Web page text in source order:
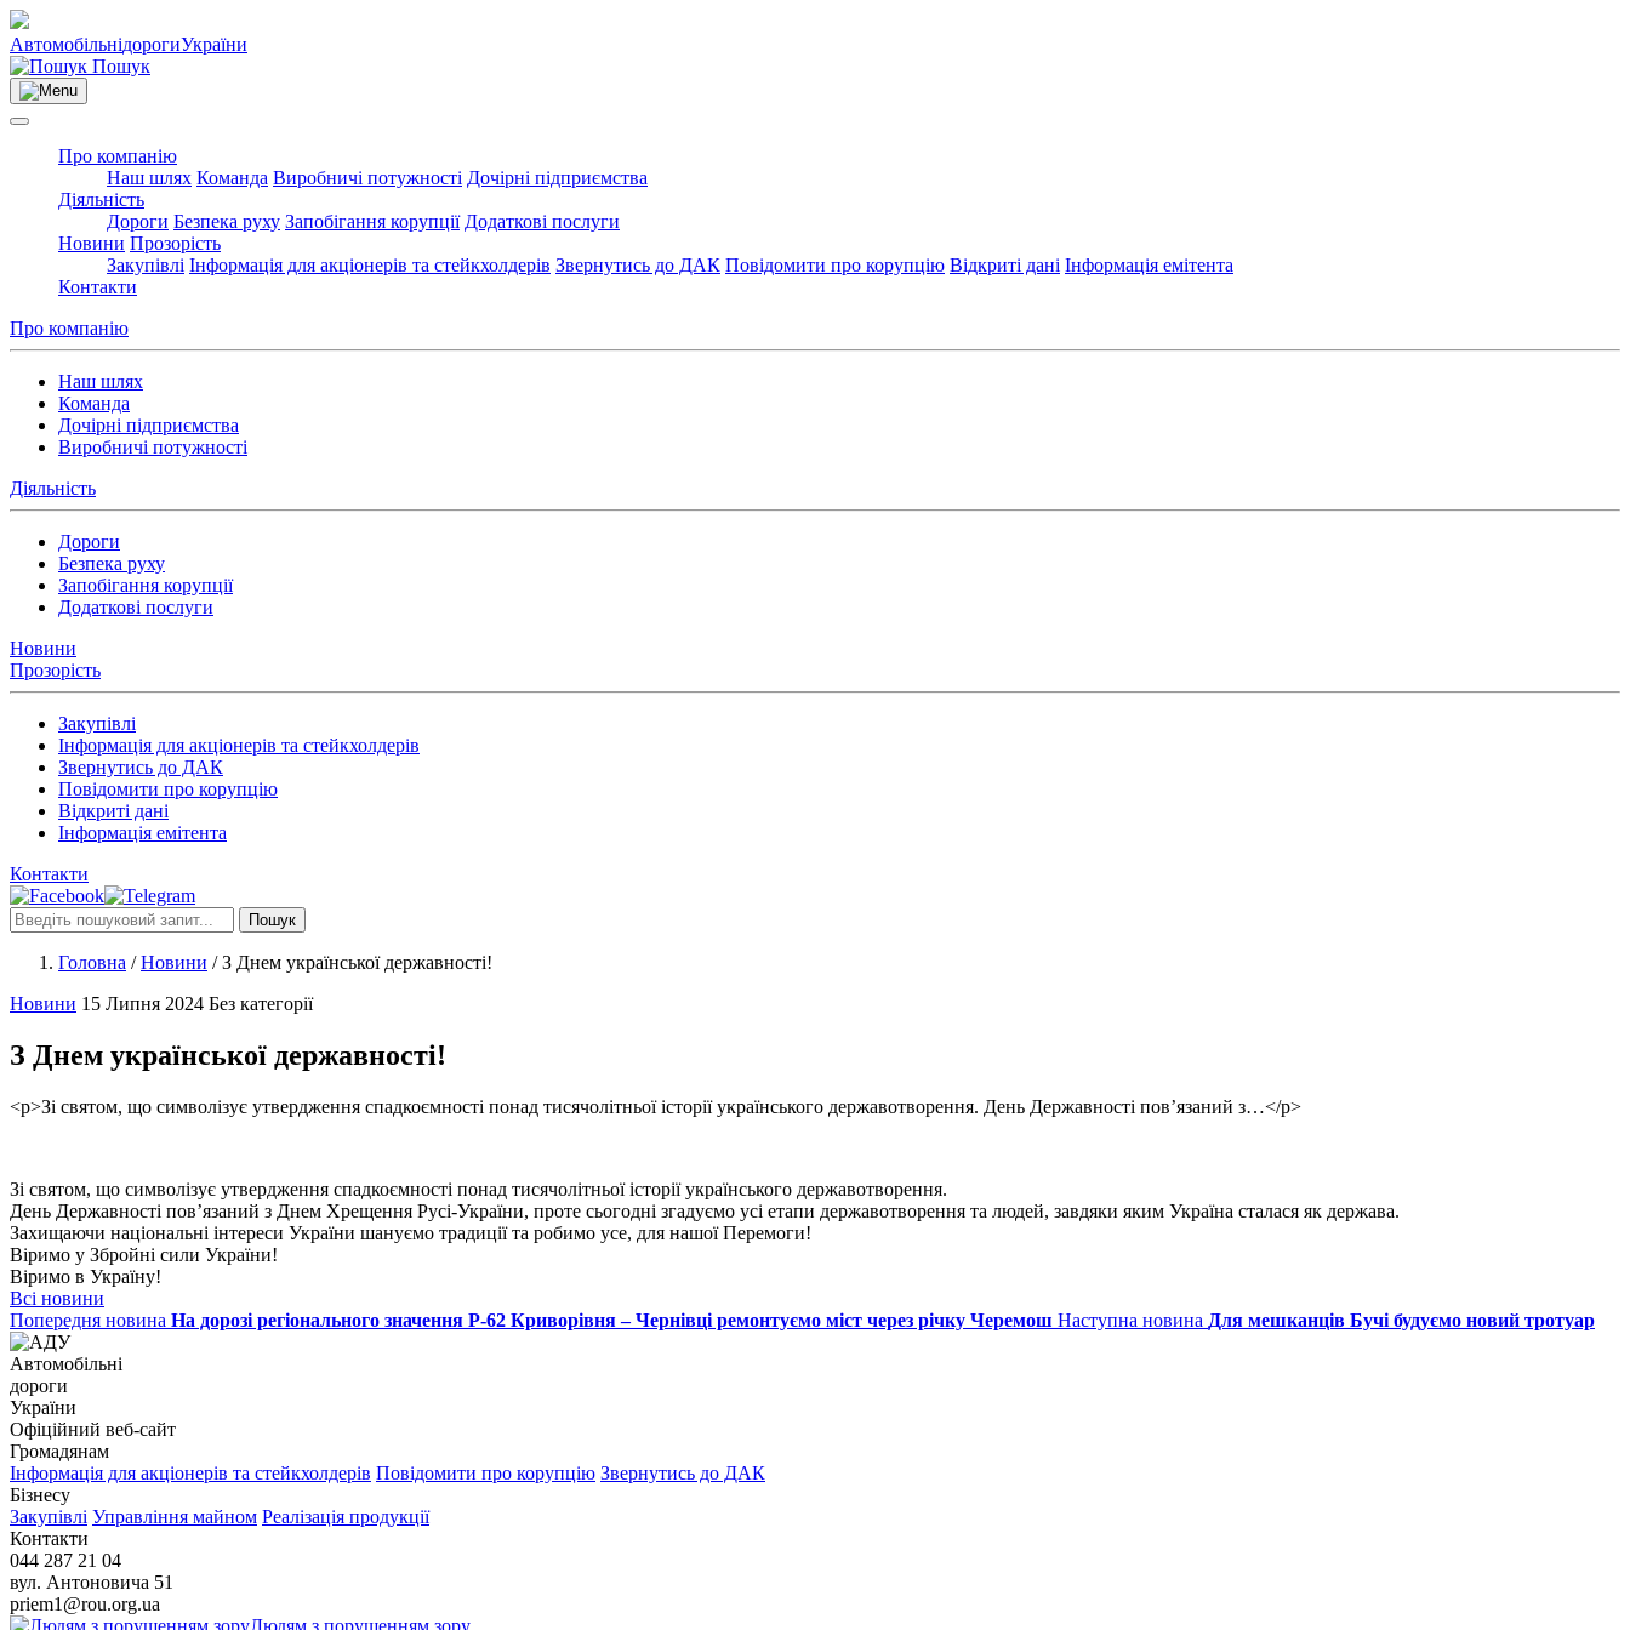
АвтомобільнідорогиУкраїни
Пошук
Про компанію
Наш шлях Команда Виробничі потужності Дочірні підприємства
Діяльність
Дороги Безпека руху Запобігання корупції Додаткові послуги
Новини Прозорість
Закупівлі Інформація для акціонерів та стейкхолдерів Звернутись до ДАК Повідомити про корупцію Відкриті дані Інформація емітента
Контакти
Про компанію
Наш шлях
Команда
Дочірні підприємства
Виробничі потужності
Діяльність
Дороги
Безпека руху
Запобігання корупції
Додаткові послуги
Новини
Прозорість
Закупівлі
Інформація для акціонерів та стейкхолдерів
Звернутись до ДАК
Повідомити про корупцію
Відкриті дані
Інформація емітента
Контакти
Пошук
Головна /Новини /З Днем української державності!
Новини 15 Липня 2024 Без категорії
З Днем української державності!
<p>Зі святом, що символізує утвердження спадкоємності понад тисячолітньої історії українського державотворення. День Державності пов’язаний з…</p>
Зі святом, що символізує утвердження спадкоємності понад тисячолітньої історії українського державотворення.
День Державності пов’язаний з Днем Хрещення Русі-України, проте сьогодні згадуємо усі етапи державотворення та людей, завдяки яким Україна сталася як держава.
Захищаючи національні інтереси України шануємо традиції та робимо усе, для нашої Перемоги!
Віримо у Збройні сили України!
Віримо в Україну!
Всі новини
Попередня новина На дорозі регіонального значення Р-62 Криворівня – Чернівці ремонтуємо міст через річку Черемош Наступна новина Для мешканців Бучі будуємо новий тротуар
Автомобільні
дороги
України
Офіційний веб‑сайт
Громадянам
Інформація для акціонерів та стейкхолдерів Повідомити про корупцію Звернутись до ДАК
Бізнесу
Закупівлі Управління майном Реалізація продукції
Контакти
044 287 21 04
вул. Антоновича 51
priem1@rou.org.ua
Людям з порушенням зору